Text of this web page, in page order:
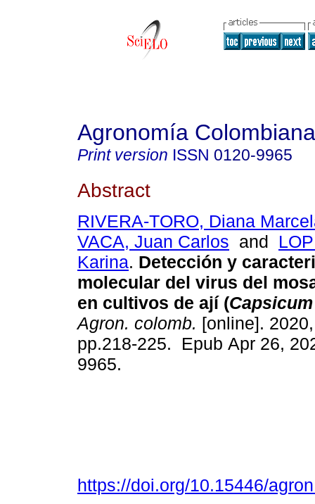
Agronomía Colombiana
Print version ISSN 0120-9965
Abstract
RIVERA-TORO, Diana
VACA, Juan Carlos and
Karina. Detección y
molecular del virus del
en cultivos de ají (Capsicum
Agron. colomb. [online].
pp.218-225. Epub Apr 26,
9965.
https://doi.org/10.15446/